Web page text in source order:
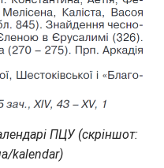
ПЦУ (скріншот:
kalendar)